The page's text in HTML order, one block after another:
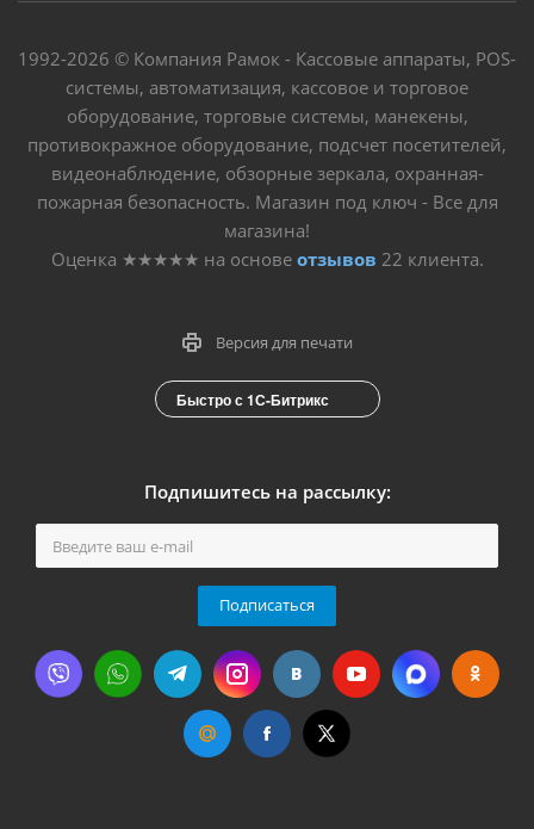
1992-2026 © Компания Рамок - Кассовые аппараты, POS-
системы, автоматизация, кассовое и торговое
оборудование, торговые системы, манекены,
противокражное оборудование, подсчет посетителей,
видеонаблюдение, обзорные зеркала, охранная-
пожарная безопасность. Магазин под ключ - Все для
магазина!
Оценка ★★★★★ на основе отзывов 22 клиента.
Версия для печати
Быстро с 1С-Битрикс
Подпишитесь на рассылку:
Подписаться